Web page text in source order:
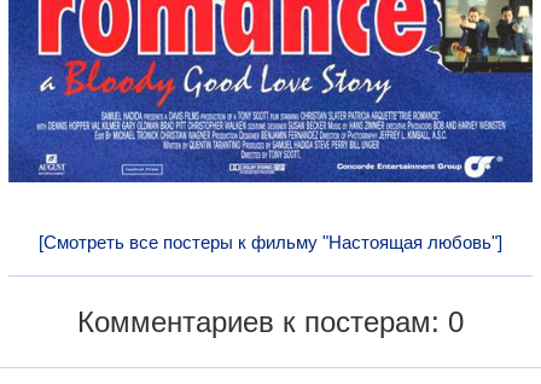
[Смотреть все постеры к фильму "Настоящая любовь"]
Комментариев к постерам: 0